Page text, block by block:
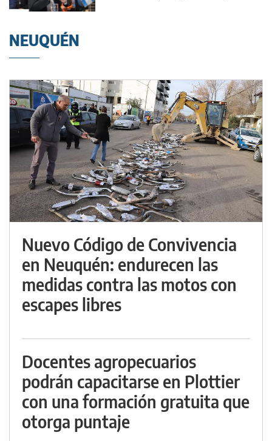
NEUQUÉN
Nuevo Código de Convivencia
en Neuquén: endurecen las
medidas contra las motos con
escapes libres
Docentes agropecuarios
podrán capacitarse en Plottier
con una formación gratuita que
otorga puntaje